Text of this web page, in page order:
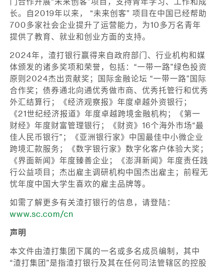
门合作开展“未来创客”项目，支持青年学习、工作和成
长。自2019年以来， “未来创客” 项目在中国已经帮助
700多家社会企业提升了运营能力，为10多万名青年
提供了教育、就业和创业方面的支持。
2024年，渣打银行赢得来自政府部门、行业机构和媒
体颁发的诸多奖项和荣誉，包括：“一带一路”绿色投资
原则2024杰出贡献奖；国际金融论坛 “一带一路”国际
合作奖；债券通北向通优秀做市商、优秀托管行和优秀
外汇结算行；《经济观察报》年度卓越外资银行；
《21世纪经济报道》年度卓越跨境金融机构；《第一
财经》年度财富管理银行；《财资》16个海外市场“最
佳人民币银行”；《亚洲银行家》中国最佳中小微企业
跨境汇款服务；《数字银行家》数字化客户体验大奖；
《界面新闻》年度臻善企业；《澎湃新闻》年度责任践
行公益项目；杰出雇主调研机构中国杰出雇主；前程无
忧年度中国大学生喜欢的雇主品牌等。
如需了解更多有关渣打银行的信息，请登陆：
www.sc.com/cn
声明
本文件由渣打集团下属的一名或多名成员编制，其中
“渣打集团”是指渣打银行及其在任何司法管辖区的控股